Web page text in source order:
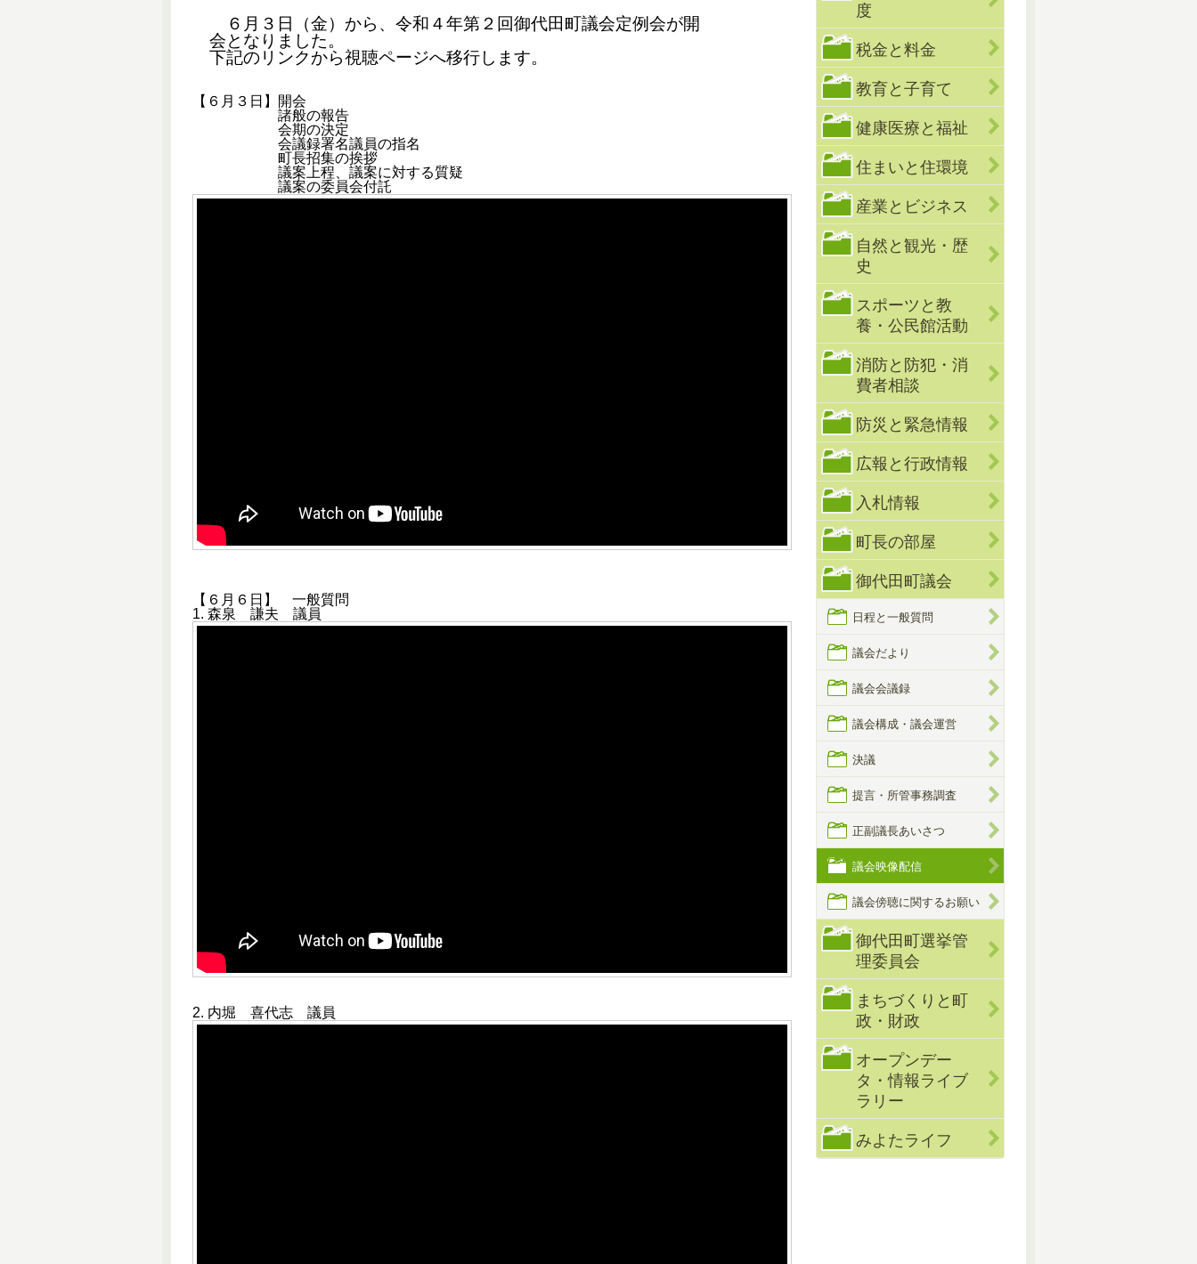
６月３日（金）から、令和４年第２回御代田町議会定例会が開
会となりました。
下記のリンクから視聴ページへ移行します。
【６月３日】開会
諸般の報告
会期の決定
会議録署名議員の指名
町長招集の挨拶
議案上程、議案に対する質疑
議案の委員会付託
【６月６日】 一般質問
1. 森泉 謙夫 議員
2. 内堀 喜代志 議員
度
税金と料金
教育と子育て
健康医療と福祉
住まいと住環境
産業とビジネス
自然と観光・歴
史
スポーツと教
養・公民館活動
消防と防犯・消
費者相談
防災と緊急情報
広報と行政情報
入札情報
町長の部屋
御代田町議会
日程と一般質問
議会だより
議会会議録
議会構成・議会運営
決議
提言・所管事務調査
正副議長あいさつ
議会映像配信
議会傍聴に関するお願い
御代田町選挙管
理委員会
まちづくりと町
政・財政
オープンデー
タ・情報ライブ
ラリー
みよたライフ